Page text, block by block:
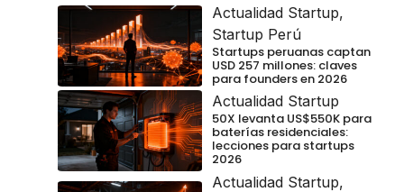
Actualidad Startup,
Startup Perú
Startups peruanas captan
USD 257 millones: claves
para founders en 2026
Actualidad Startup
50X levanta US$550K para
baterías residenciales:
lecciones para startups
2026
Actualidad Startup,